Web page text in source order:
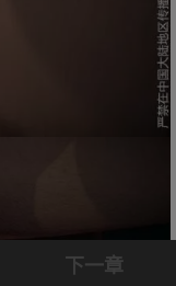
下一章